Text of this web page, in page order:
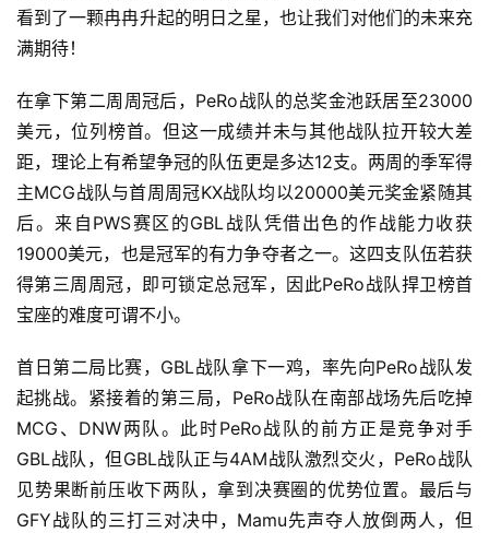
看到了一颗冉冉升起的明日之星，也让我们对他们的未来充
满期待！
在拿下第二周周冠后，PeRo战队的总奖金池跃居至23000
美元，位列榜首。但这一成绩并未与其他战队拉开较大差
距，理论上有希望争冠的队伍更是多达12支。两周的季军得
主MCG战队与首周周冠KX战队均以20000美元奖金紧随其
后。来自PWS赛区的GBL战队凭借出色的作战能力收获
19000美元，也是冠军的有力争夺者之一。这四支队伍若获
得第三周周冠，即可锁定总冠军，因此PeRo战队捍卫榜首
宝座的难度可谓不小。
首日第二局比赛，GBL战队拿下一鸡，率先向PeRo战队发
起挑战。紧接着的第三局，PeRo战队在南部战场先后吃掉
MCG、DNW两队。此时PeRo战队的前方正是竞争对手
GBL战队，但GBL战队正与4AM战队激烈交火，PeRo战队
见势果断前压收下两队，拿到决赛圈的优势位置。最后与
GFY战队的三打三对决中，Mamu先声夺人放倒两人，但